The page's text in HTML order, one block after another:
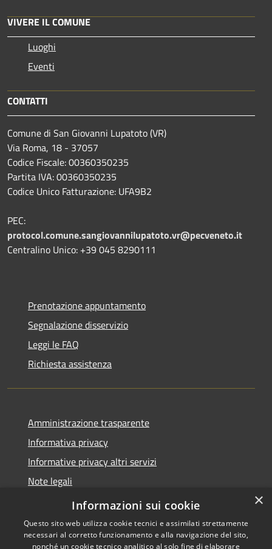
VIVERE IL COMUNE
Luoghi
Eventi
CONTATTI
Comune di San Giovanni Lupatoto (VR)
Via Roma, 18 - 37057
Codice Fiscale: 00360350235
Partita IVA: 00360350235
Codice Unico Fatturazione: UFA9B2
PEC:
protocol.comune.sangiovannilupatoto.vr@pecveneto.it
Centralino Unico: +39 045 8290111
Prenotazione appuntamento
Segnalazione disservizio
Leggi le FAQ
Richiesta assistenza
Amministrazione trasparente
Informativa privacy
Informative privacy altri servizi
Note legali
Dichiarazione di accessibilità
×
Informazioni sui cookie
Questo sito web utilizza cookie tecnici e assimilati strettamente
necessari al corretto funzionamento e alla navigazione del sito,
nonché un cookie tecnico analitico al solo fine di elaborare